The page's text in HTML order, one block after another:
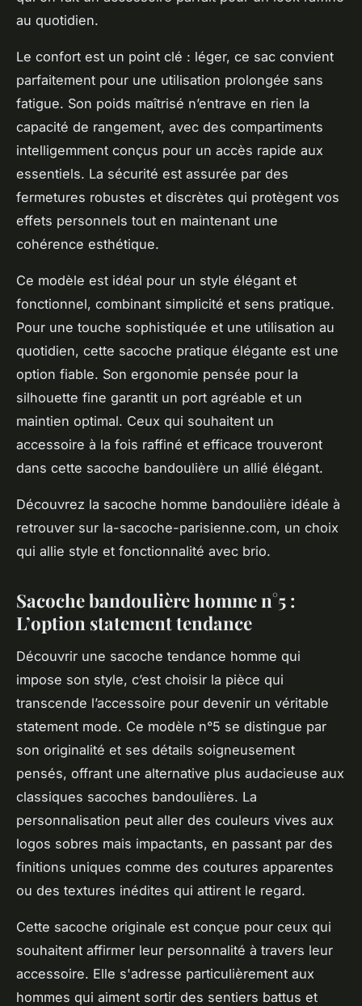
au quotidien.
Le confort est un point clé : léger, ce sac convient
parfaitement pour une utilisation prolongée sans
fatigue. Son poids maîtrisé n’entrave en rien la
capacité de rangement, avec des compartiments
intelligemment conçus pour un accès rapide aux
essentiels. La sécurité est assurée par des
fermetures robustes et discrètes qui protègent vos
effets personnels tout en maintenant une
cohérence esthétique.
Ce modèle est idéal pour un style élégant et
fonctionnel, combinant simplicité et sens pratique.
Pour une touche sophistiquée et une utilisation au
quotidien, cette sacoche pratique élégante est une
option fiable. Son ergonomie pensée pour la
silhouette fine garantit un port agréable et un
maintien optimal. Ceux qui souhaitent un
accessoire à la fois raffiné et efficace trouveront
dans cette sacoche bandoulière un allié élégant.
Découvrez la sacoche homme bandoulière idéale à
retrouver sur la-sacoche-parisienne.com, un choix
qui allie style et fonctionnalité avec brio.
Sacoche bandoulière homme n°5 :
L’option statement tendance
Découvrir une sacoche tendance homme qui
impose son style, c’est choisir la pièce qui
transcende l’accessoire pour devenir un véritable
statement mode. Ce modèle n°5 se distingue par
son originalité et ses détails soigneusement
pensés, offrant une alternative plus audacieuse aux
classiques sacoches bandoulières. La
personnalisation peut aller des couleurs vives aux
logos sobres mais impactants, en passant par des
finitions uniques comme des coutures apparentes
ou des textures inédites qui attirent le regard.
Cette sacoche originale est conçue pour ceux qui
souhaitent affirmer leur personnalité à travers leur
accessoire. Elle s'adresse particulièrement aux
hommes qui aiment sortir des sentiers battus et